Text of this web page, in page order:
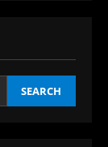
SEARCH